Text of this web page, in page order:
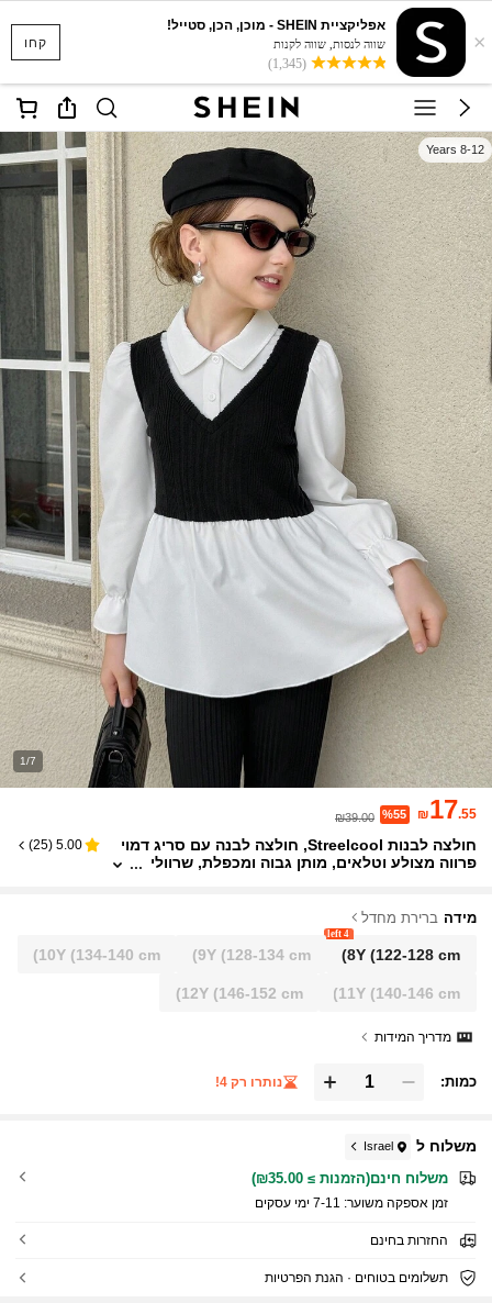
קחו ×
אפליקציית SHEIN - מוכן, הכן, סטייל!
שווה לנסות, שווה לקנות
(1,345)
8-12 Years
1/7
₪17.55
%55
₪39.00
חולצה לבנות Streelcool, חולצה לבנה עם סריג דמוי
פרווה מצולע וטלאים, מותן גבוה ומכפלת, שרוולי
5.00
(
25
)
מידה ברירת מחדל
8Y (122-128 cm)
4 left
9Y(128-134 cm)
10Y (134-140 cm)
11Y (140-146 cm)
12Y(146-152 cm)
מדריך המידות
כמות: נותרו רק 4!
משלוח ל Israel
משלוח חינם(הזמנות ≥ ₪35.00)
זמן אספקה ​​משוער: 7-11 ימי עסקים
החזרות בחינם
תשלומים בטוחים · הגנת הפרטיות